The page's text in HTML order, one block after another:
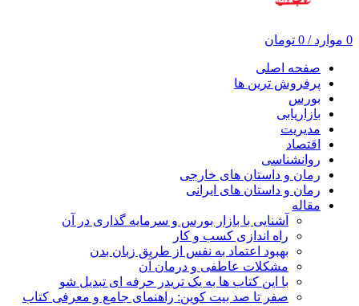
0 موارد /
0 تومان
صفحه اصلی
پرفروش ترین ها
بورس
بازاریابی
مدیریت
اقتصاد
روانشناسی
رمان و داستان های خارجی
رمان و داستان های ایرانی
مقاله
آشنایی با بازار بورس و سرمایه گذاری در آن
راه اندازی کسب و کار
بهبود اعتماد به نفس از طریق زبان بدن
مشکلات عاطفی و درمان آن
با این کتاب ها به یک تریدر حرفه ای تبدیل شو
صفر تا صد بیت کوین: راهنمای جامع و معرفی کتاب